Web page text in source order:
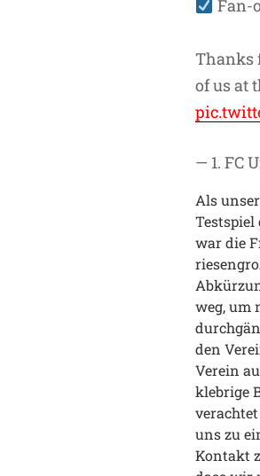
Fan-
Thanks
of us at
— 1. FC
Als
Testspiel
war die
weg, um
den
Verein
klebrige
uns zu
Kontakt